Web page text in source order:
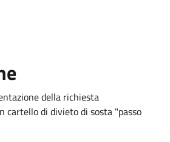
della richiesta
cartello di divieto di sosta "passo